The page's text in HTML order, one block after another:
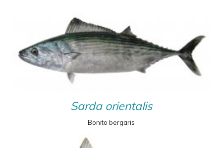
Sarda orientalis
Bonito bergaris